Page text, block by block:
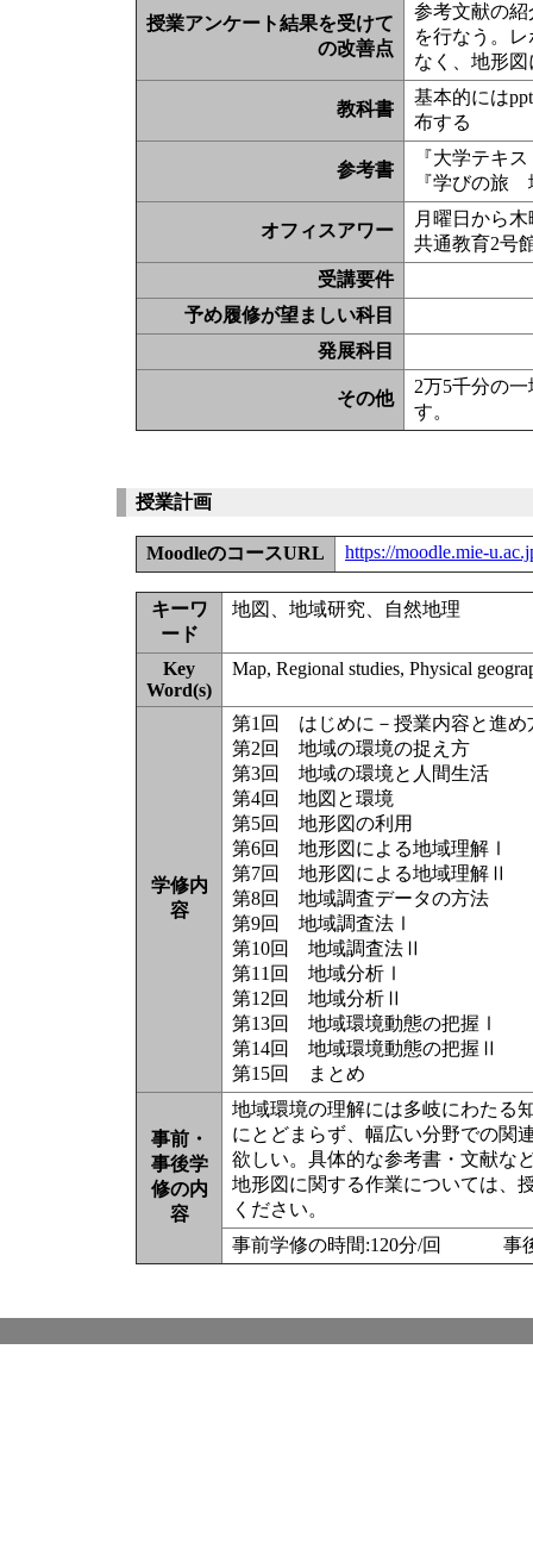
授業アンケート結果を受けて
の改善点
参考文献の
を行なう。
なく、地形
教科書
基本的には
布する
参考書
『大学テキ
『学びの旅
オフィスアワー
月曜日から
共通教育2号
受講要件
予め履修が望ましい科目
発展科目
その他
2万5千分の
す。
授業計画
MoodleのコースURL https://moodle.mie-
キーワ
ード
地図、地域研究、自然地理
Key
Word(s)
Map, Regional studies, Physical
学修内
容
第1回 はじめに－授業内容と進め
第2回 地域の環境の捉え方
第3回 地域の環境と人間生活
第4回 地図と環境
第5回 地形図の利用
第6回 地形図による地域理解Ⅰ
第7回 地形図による地域理解Ⅱ
第8回 地域調査データの方法
第9回 地域調査法Ⅰ
第10回 地域調査法Ⅱ
第11回 地域分析Ⅰ
第12回 地域分析Ⅱ
第13回 地域環境動態の把握Ⅰ
第14回 地域環境動態の把握Ⅱ
第15回 まとめ
事前・
事後学
修の内
容
地域環境の理解には多岐にわたる
にとどまらず、幅広い分野での関
欲しい。具体的な参考書・文献な
地形図に関する作業については、
ください。
事前学修の時間:120分/回 事後